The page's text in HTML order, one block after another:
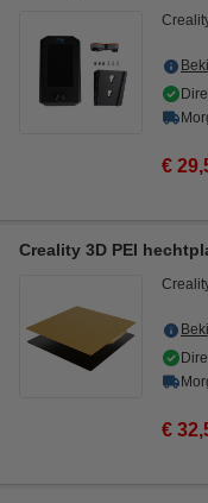
€
Creality 3D PEI
€